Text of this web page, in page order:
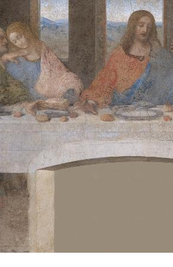
Maria delle Grazie , detrás de la
visible de la que una vez fue la
Gracias a los recientes estudios
han recuperado las raíces de ese
ha renacido uno de los lugares
memoria leonardesca en la ciudad,
de Leonardo".
A pocas manzanas de distancia,
del monasterio de S. Vittore al
Nacional de Ciencia y Tecnología
precisamente “Leonardo da Vinci”
galería donde se han reconstruido
máquinas leonardescas.
Desde el Museo, se puede volver a
ciudad - gracias a una eficaz